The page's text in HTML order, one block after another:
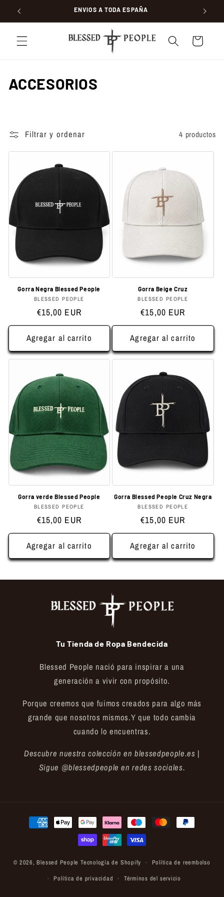
Ir directamente al
contenido
ENVIOS A TODA ESPAÑA
Carrito
C
e
i
ó
n
ACCESORIOS
Filtrar y ordenar 4 productos
Gorra Negra Blessed People
Proveedor:
BLESSED PEOPLE
Precio
habitual
€15,00 EUR
Agregar al carrito
Gorra Beige Cruz
Proveedor:
BLESSED PEOPLE
Precio
habitual
€15,00 EUR
Agregar al carrito
Gorra verde Blessed People
Proveedor:
BLESSED PEOPLE
Precio
habitual
€15,00 EUR
Agregar al carrito
Gorra Blessed People Cruz Negra
Proveedor:
BLESSED PEOPLE
Precio
habitual
€15,00 EUR
Agregar al carrito
Tu Tienda de Ropa Bendecida
Blessed People nació para inspirar a una
generación a vivir con propósito.
Porque creemos que fuimos creados para algo más
grande que nosotros mismos.Y que todo cambia
cuando lo encuentras.
Descubre nuestra colección en blessedpeople.es |
Sigue @blessedpeople en redes sociales.
Formas
© 2026,Blessed People Tecnología de Shopify
Política de reembolso
Política de privacidad
Términos del servicio